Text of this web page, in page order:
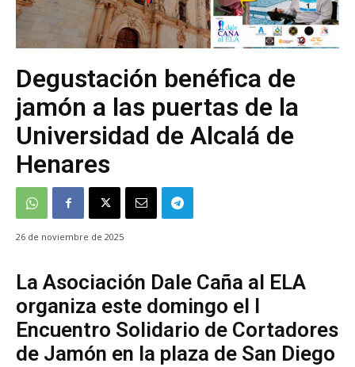
Degustación benéfica de
jamón a las puertas de la
Universidad de Alcalá de
Henares
26 de noviembre de 2025
La Asociación Dale Caña al ELA
organiza este domingo el I
Encuentro Solidario de Cortadores
de Jamón en la plaza de San Diego